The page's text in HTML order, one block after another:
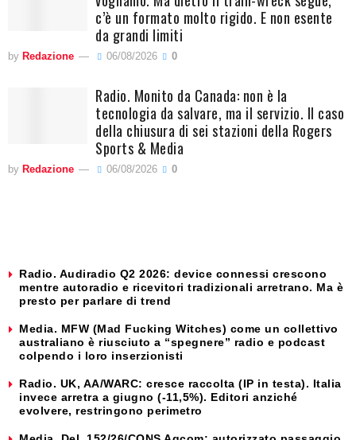
c’è un formato molto rigido. E non esente
da grandi limiti
by Redazione 06/08/2026 0
Radio. Monito da Canada: non è la
tecnologia da salvare, ma il servizio. Il caso
della chiusura di sei stazioni della Rogers
Sports & Media
by Redazione 06/08/2026 0
Radio. Audiradio Q2 2026: device connessi crescono
mentre autoradio e ricevitori tradizionali arretrano. Ma è
presto per parlare di trend
Media. MFW (Mad Fucking Witches) come un collettivo
australiano è riusciuto a “spegnere” radio e podcast
colpendo i loro inserzionisti
Radio. UK, AA/WARC: cresce raccolta (IP in testa). Italia
invece arretra a giugno (-11,5%). Editori anziché
evolvere, restringono perimetro